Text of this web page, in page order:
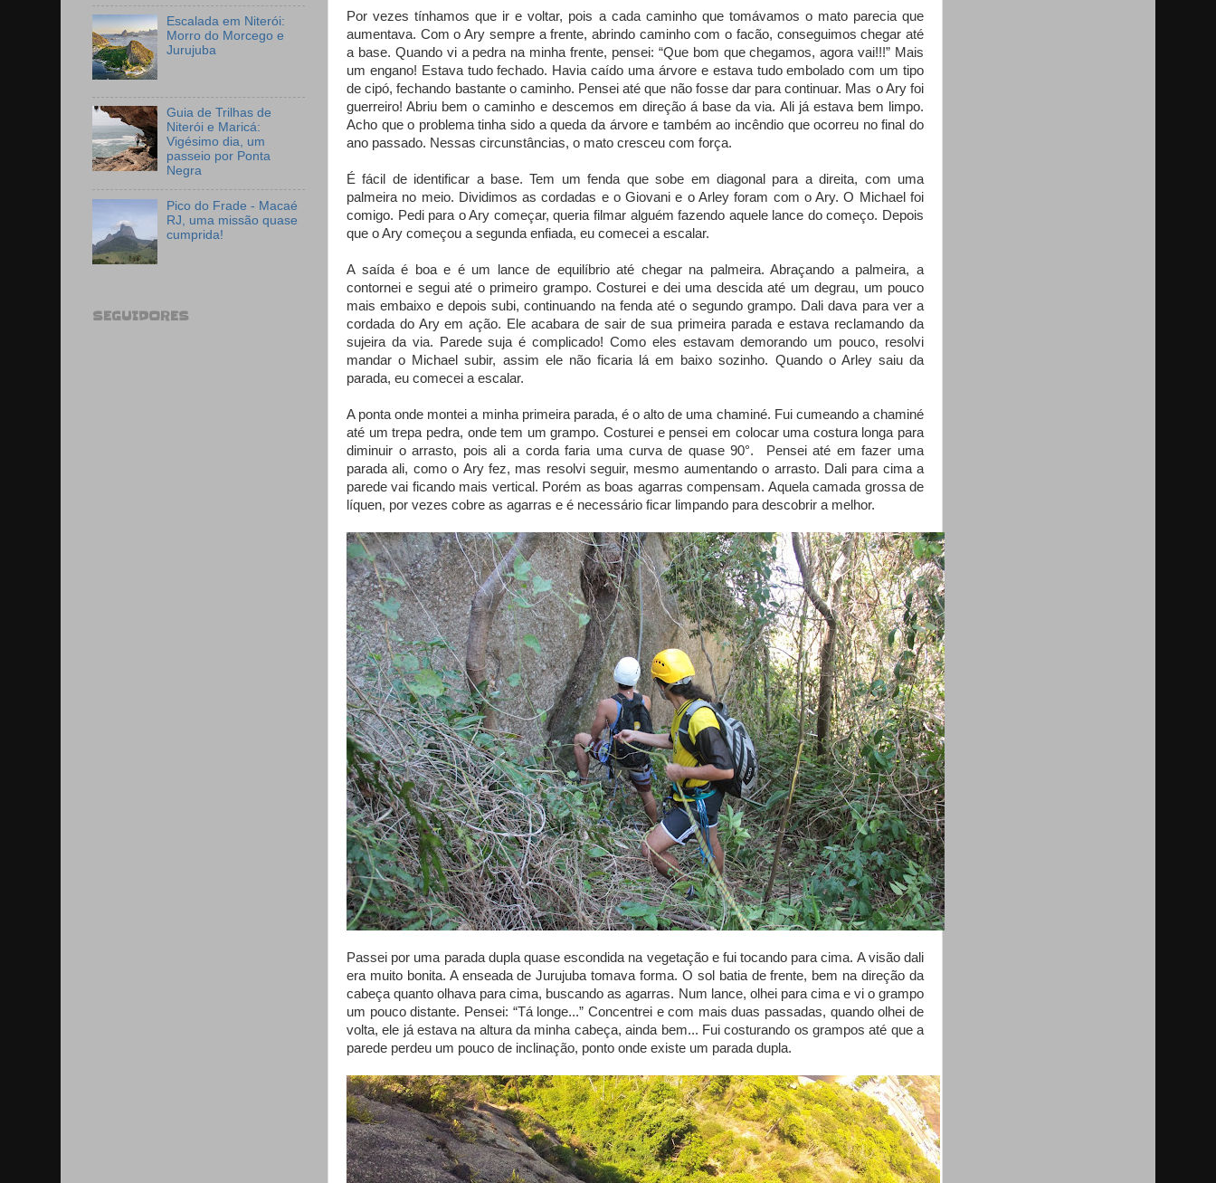
Por vezes tínhamos que ir e voltar, pois a cada caminho que tomávamos o mato parecia que
aumentava. Com o Ary sempre a frente, abrindo caminho com o facão, conseguimos chegar até
a base. Quando vi a pedra na minha frente, pensei: “Que bom que chegamos, agora vai!!!” Mais
um engano! Estava tudo fechado. Havia caído uma árvore e estava tudo embolado com um tipo
de cipó, fechando bastante o caminho. Pensei até que não fosse dar para continuar. Mas o Ary foi
guerreiro! Abriu bem o caminho e descemos em direção á base da via. Ali já estava bem limpo.
Acho que o problema tinha sido a queda da árvore e também ao incêndio que ocorreu no final do
ano passado. Nessas circunstâncias, o mato cresceu com força.
É fácil de identificar a base. Tem um fenda que sobe em diagonal para a direita, com uma
palmeira no meio. Dividimos as cordadas e o Giovani e o Arley foram com o Ary. O Michael foi
comigo. Pedi para o Ary começar, queria filmar alguém fazendo aquele lance do começo. Depois
que o Ary começou a segunda enfiada, eu comecei a escalar.
A saída é boa e é um lance de equilíbrio até chegar na palmeira. Abraçando a palmeira, a
contornei e segui até o primeiro grampo. Costurei e dei uma descida até um degrau, um pouco
mais embaixo e depois subi, continuando na fenda até o segundo grampo. Dali dava para ver a
cordada do Ary em ação. Ele acabara de sair de sua primeira parada e estava reclamando da
sujeira da via. Parede suja é complicado! Como eles estavam demorando um pouco, resolvi
mandar o Michael subir, assim ele não ficaria lá em baixo sozinho. Quando o Arley saiu da
parada, eu comecei a escalar.
A ponta onde montei a minha primeira parada, é o alto de uma chaminé. Fui cumeando a chaminé
até um trepa pedra, onde tem um grampo. Costurei e pensei em colocar uma costura longa para
diminuir o arrasto, pois ali a corda faria uma curva de quase 90°. Pensei até em fazer uma
parada ali, como o Ary fez, mas resolvi seguir, mesmo aumentando o arrasto. Dali para cima a
parede vai ficando mais vertical. Porém as boas agarras compensam. Aquela camada grossa de
líquen, por vezes cobre as agarras e é necessário ficar limpando para descobrir a melhor.
Passei por uma parada dupla quase escondida na vegetação e fui tocando para cima. A visão dali
era muito bonita. A enseada de Jurujuba tomava forma. O sol batia de frente, bem na direção da
cabeça quanto olhava para cima, buscando as agarras. Num lance, olhei para cima e vi o grampo
um pouco distante. Pensei: “Tá longe...” Concentrei e com mais duas passadas, quando olhei de
volta, ele já estava na altura da minha cabeça, ainda bem... Fui costurando os grampos até que a
parede perdeu um pouco de inclinação, ponto onde existe um parada dupla.
Escalada em Niterói:
Morro do Morcego e
Jurujuba
Guia de Trilhas de
Niterói e Maricá:
Vigésimo dia, um
passeio por Ponta
Negra
Pico do Frade - Macaé
RJ, uma missão quase
cumprida!
SEGUIDORES